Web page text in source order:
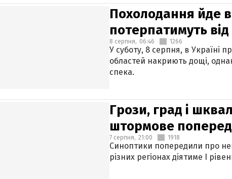
Похолодання йде в
потерпатимуть
8 серпня, 06:46 1266
У суботу, 8 серпня, в Україні
областей накриють дощі,
спека.
Грози, град і
штормове
7 серпня, 21:00 1918
Синоптики попередили про
різних регіонах діятиме І